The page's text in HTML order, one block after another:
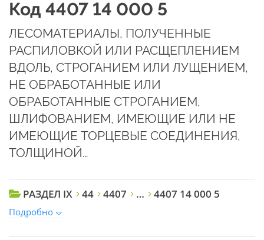
Код 4407 14 000 5
ЛЕСОМАТЕРИАЛЫ, ПОЛУЧЕННЫЕ
РАСПИЛОВКОЙ ИЛИ РАСЩЕПЛЕНИЕМ
ВДОЛЬ, СТРОГАНИЕМ ИЛИ ЛУЩЕНИЕМ,
НЕ ОБРАБОТАННЫЕ ИЛИ
ОБРАБОТАННЫЕ СТРОГАНИЕМ,
ШЛИФОВАНИЕМ, ИМЕЮЩИЕ ИЛИ НЕ
ИМЕЮЩИЕ ТОРЦЕВЫЕ СОЕДИНЕНИЯ,
ТОЛЩИНОЙ…
РАЗДЕЛ IX 44 4407 … 4407 14 000 5
Подробно